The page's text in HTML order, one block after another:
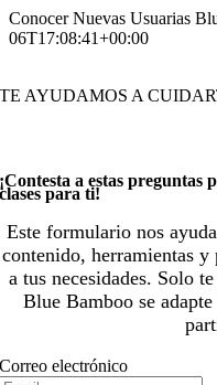
Saltar
al
Conocer Nuevas Usuarias
06T17:08:41+00:00
TE AYUDAMOS A
¡Contesta a estas preguntas
clases para ti!
Este formulario nos
contenido, herramientas y
a tus necesidades. Solo
Blue Bamboo se
Correo electrónico